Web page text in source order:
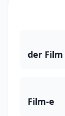
der Film
Film-e